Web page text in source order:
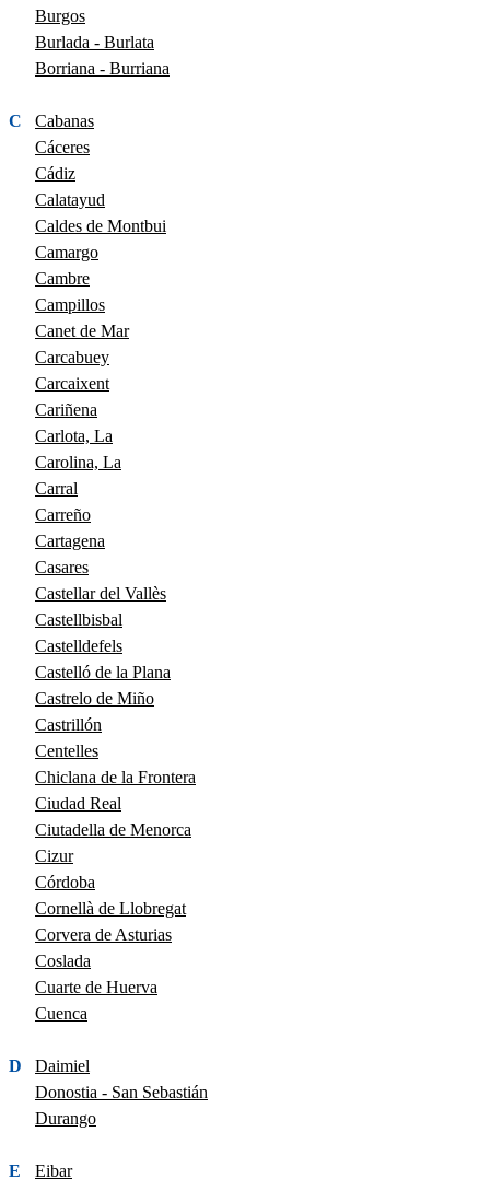
Burgos
Burlada - Burlata
Borriana - Burriana
C
Cabanas
Cáceres
Cádiz
Calatayud
Caldes de Montbui
Camargo
Cambre
Campillos
Canet de Mar
Carcabuey
Carcaixent
Cariñena
Carlota, La
Carolina, La
Carral
Carreño
Cartagena
Casares
Castellar del Vallès
Castellbisbal
Castelldefels
Castelló de la Plana
Castrelo de Miño
Castrillón
Centelles
Chiclana de la Frontera
Ciudad Real
Ciutadella de Menorca
Cizur
Córdoba
Cornellà de Llobregat
Corvera de Asturias
Coslada
Cuarte de Huerva
Cuenca
D
Daimiel
Donostia - San Sebastián
Durango
E Eibar